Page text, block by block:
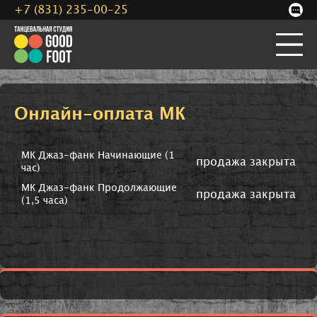
Онлайн-оплата МК
МК Джаз-фанк Начинающие (1
час)
продажа закрыта
МК Джаз-фанк Продолжающие
(1,5 часа)
продажа закрыта
+7 (831) 235-00-25